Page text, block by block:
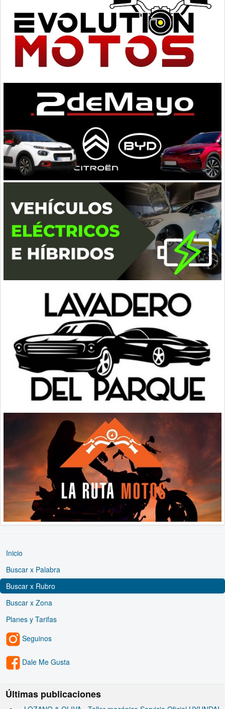
Inicio
Buscar x Palabra
Buscar x Rubro
Buscar x Zona
Planes y Tarifas
Seguinos
Dale Me Gusta
Últimas publicaciones